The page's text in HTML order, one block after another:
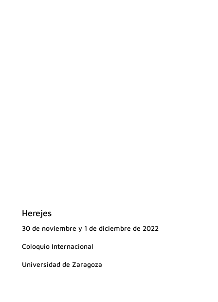
Herejes
30 de noviembre y 1 de diciembre de 2022
Coloquio Internacional
Universidad de Zaragoza